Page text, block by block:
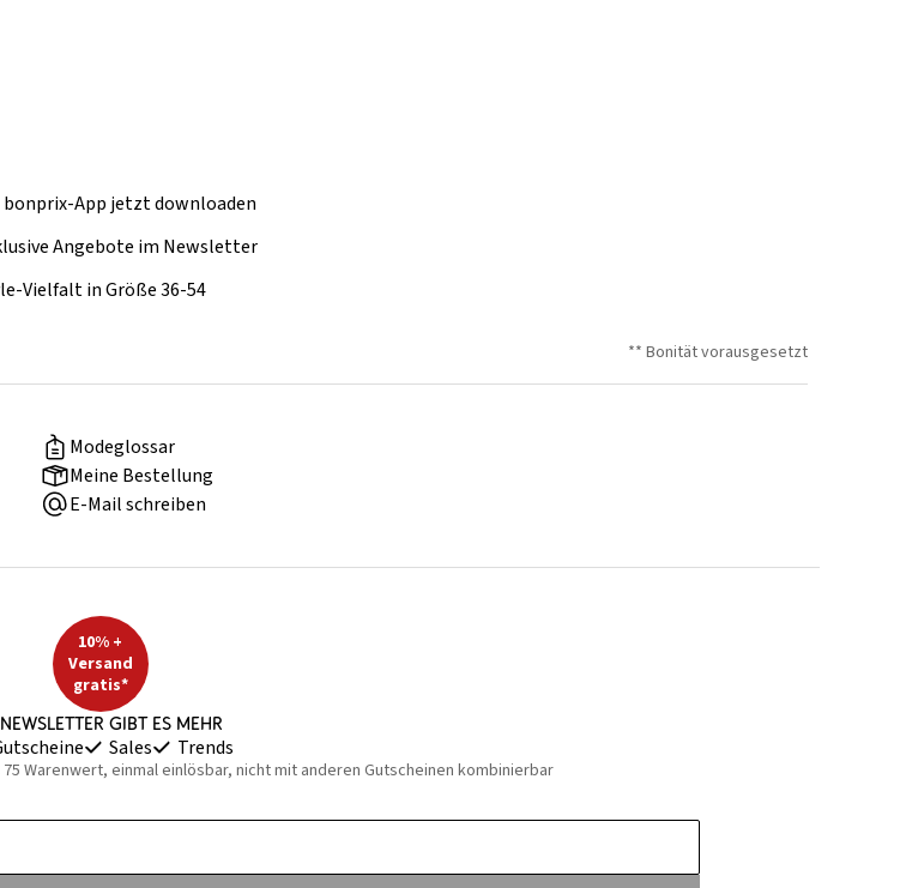
bonprix-App jetzt downloaden
Angebote im Newsletter
Vielfalt in Größe 36-54
** Bonität vorausgesetzt
Modeglossar
Meine Bestellung
E-Mail schreiben
10% +
Versand
gratis*
gibt es mehr
Sales Trends
Warenwert, einmal einlösbar, nicht mit anderen Gutscheinen kombinierbar